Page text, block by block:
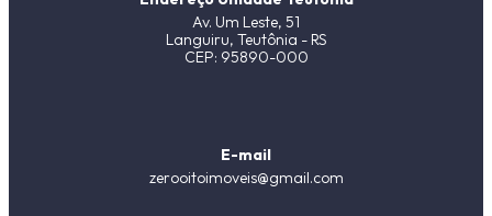
Av. Um Leste, 51
Languiru, Teutônia - RS
CEP: 95890-000
E-mail
zerooitoimoveis@gmail.com